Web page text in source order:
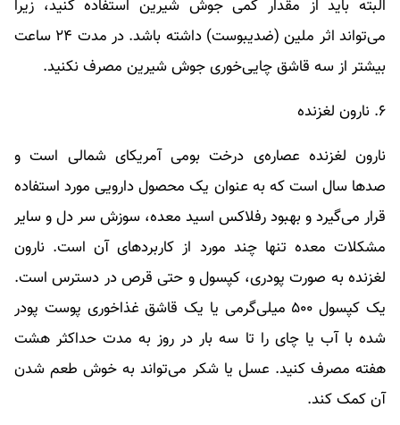
البته باید از مقدار کمی جوش شیرین استفاده کنید، زیرا
می‌تواند اثر ملین (ضدیبوست) داشته باشد. در مدت ۲۴ ساعت
بیشتر از سه قاشق چایی‌خوری جوش شیرین مصرف نکنید.
۶. نارون لغزنده
نارون لغزنده عصاره‌ی درخت بومی آمریکای شمالی است و
صدها سال است که به عنوان یک محصول دارویی مورد استفاده
قرار می‌گیرد و بهبود رفلاکس اسید معده، سوزش سر دل و سایر
مشکلات معده تنها چند مورد از کاربردهای آن است. نارون
لغزنده به صورت پودری، کپسول و حتی قرص در دسترس است.
یک کپسول ۵۰۰ میلی‌گرمی یا یک قاشق غذاخوری پوست پودر
شده با آب یا چای را تا سه بار در روز به مدت حداکثر هشت
هفته مصرف کنید. عسل یا شکر می‌تواند به خوش طعم شدن
آن کمک کند.